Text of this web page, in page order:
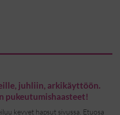
juhliin, arkikäyttöön.
pukeutumishaasteet!
kevyet hapsut sivussa. Etuosa